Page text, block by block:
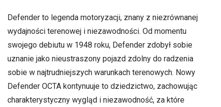
Defender to legenda motoryzacji, znany z niezrównanej
wydajności terenowej i niezawodności. Od momentu
swojego debiutu w 1948 roku, Defender zdobył sobie
uznanie jako nieustraszony pojazd zdolny do radzenia
sobie w najtrudniejszych warunkach terenowych. Nowy
Defender OCTA kontynuuje to dziedzictwo, zachowując
charakterystyczny wygląd i niezawodność, za które